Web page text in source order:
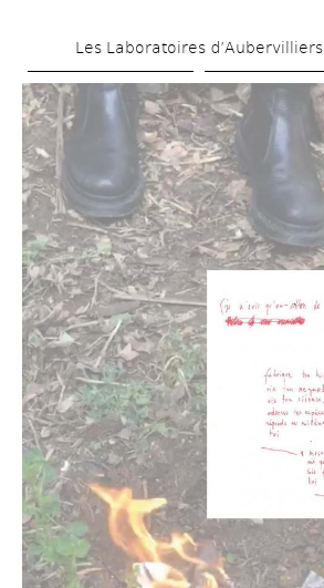
au
contenu
principal
Les Laboratoires d’Aubervilliers